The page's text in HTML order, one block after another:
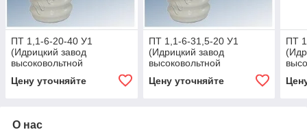
ПТ 1,1-6-20-40 У1
(Идрицкий завод
высоковольтной
Цену уточняйте
ПТ 1,1-6-31,5-20 У1
(Идрицкий завод
высоковольтной
Цену уточняйте
ПТ
О нас